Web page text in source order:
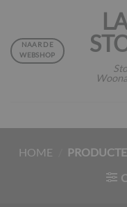
inhoudNAAR DE
WEBSHOP
HOME